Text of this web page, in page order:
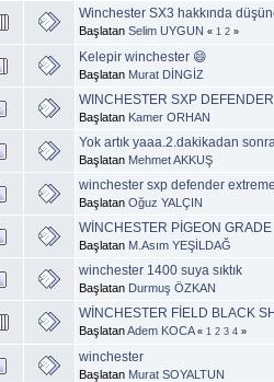
Winchester SX3 hakkında
BaşlatanSelim UYGUN « 1 2 »
Kelepir winchester 😄
Başlatan Murat DİNGİZ
WINCHESTER SXP
Başlatan Kamer ORHAN
Yok artık yaaa.2.dakikadan
Başlatan Mehmet AKKUŞ
winchester sxp defender extreme
BaşlatanOğuz YALÇIN
WİNCHESTER PİGEON GRADE
Başlatan M.Asım YEŞİLDAĞ
winchester 1400 suya sıktık
Başlatan Durmuş ÖZKAN
WİNCHESTER FİELD BLACK
BaşlatanAdem KOCA « 1 2 3 4 »
winchester
Başlatan Murat SOYALTUN